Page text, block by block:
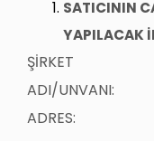
SATICININ
YAPILACAK
ŞİRKET
ADI/UNVANI:
ADRES: